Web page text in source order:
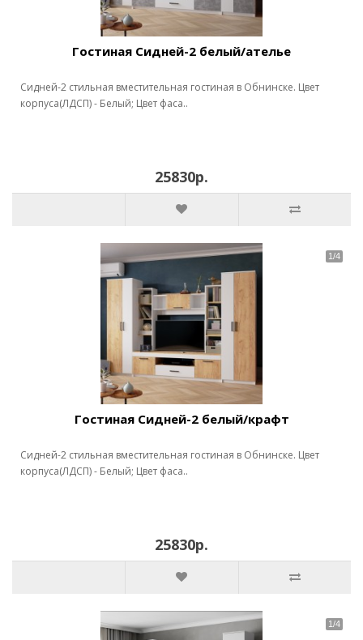
Гостиная Сидней-2 белый/ателье
Сидней-2 стильная вместительная гостиная в Обнинске. Цвет
корпуса(ЛДСП) - Белый; Цвет фаса..
25830р.
Гостиная Сидней-2 белый/крафт
Сидней-2 стильная вместительная гостиная в Обнинске. Цвет
корпуса(ЛДСП) - Белый; Цвет фаса..
25830р.